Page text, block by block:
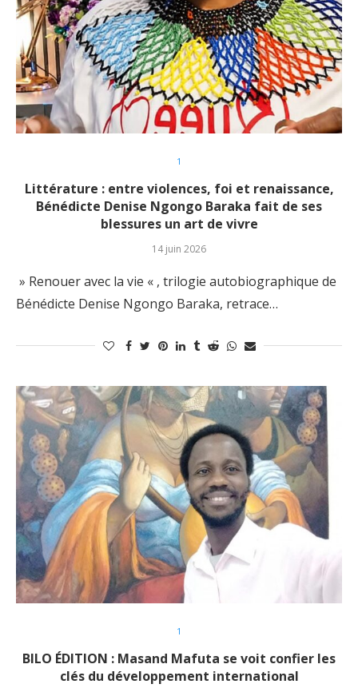
1
Littérature : entre violences, foi et renaissance,
Bénédicte Denise Ngongo Baraka fait de ses
blessures un art de vivre
14 juin 2026
» Renouer avec la vie « , trilogie autobiographique de
Bénédicte Denise Ngongo Baraka, retrace…
1
BILO ÉDITION : Masand Mafuta se voit confier les
clés du développement international